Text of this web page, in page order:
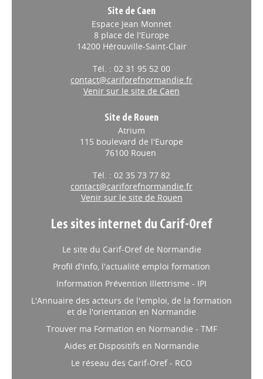
Site de Caen
Espace Jean Monnet
8 place de l'Europe
14200 Hérouville-Saint-Clair
Tél. : 02 31 95 52 00
contact@cariforefnormandie.fr
Venir sur le site de Caen
Site de Rouen
Atrium
115 boulevard de l'Europe
76100 Rouen
Tél. : 02 35 73 77 82
contact@cariforefnormandie.fr
Venir sur le site de Rouen
Les sites internet du Carif-Oref
Le site du Carif-Oref de Normandie
Profil d'info, l'actualité emploi formation
Information Prévention Illettrisme - IPI
L'Annuaire des acteurs de l'emploi, de la formation
et de l'orientation en Normandie
Trouver ma Formation en Normandie - TMF
Aides et Dispositifs en Normandie
Le réseau des Carif-Oref - RCO